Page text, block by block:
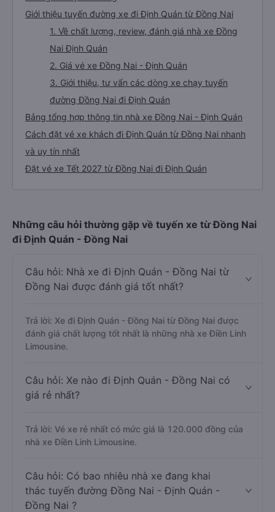
Giới thiệu tuyến đường xe đi Định Quán từ Đồng Nai
1. Về chất lượng, review, đánh giá nhà xe Đồng
Nai Định Quán
2. Giá vé xe Đồng Nai - Định Quán
3. Giới thiệu, tư vấn các dòng xe chạy tuyến
đường Đồng Nai đi Định Quán
Bảng tổng hợp thông tin nhà xe Đồng Nai - Định Quán
Cách đặt vé xe khách đi Định Quán từ Đồng Nai nhanh
và uy tín nhất
Đặt vé xe Tết 2027 từ Đồng Nai đi Định Quán
Những câu hỏi thường gặp về tuyến xe từ Đồng Nai
đi Định Quán - Đồng Nai
Câu hỏi: Nhà xe đi Định Quán - Đồng Nai từ
Đồng Nai được đánh giá tốt nhất?
Trả lời: Xe đi Định Quán - Đồng Nai từ Đồng Nai được
đánh giá chất lượng tốt nhất là những nhà xe Điền Linh
Limousine.
Câu hỏi: Xe nào đi Định Quán - Đồng Nai có
giá rẻ nhất?
Trả lời: Vé xe rẻ nhất có mức giá là 120.000 đồng của
nhà xe Điền Linh Limousine.
Câu hỏi: Có bao nhiêu nhà xe đang khai
thác tuyến đường Đồng Nai - Định Quán -
Đồng Nai ?